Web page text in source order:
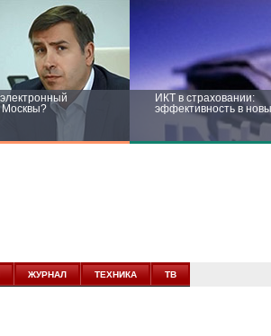
Москвы?
ИКТ в страховании:
эффективность в
новых условиях
ЖУРНАЛ ТЕХНИКА ТВ